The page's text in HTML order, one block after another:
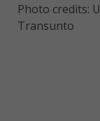
Photo credits:
Transunto